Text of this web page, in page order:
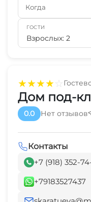
★★★★☆
Дом под-
0.0 Нет отзывов
Контакты
+7 (918) 352-
+79183527437
Когда
ГОСТИ
Взрослых: 2